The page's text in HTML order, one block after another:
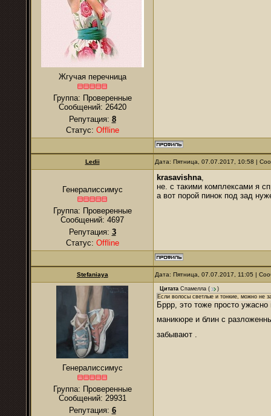
Жгучая перечница
Группа: Проверенные
Сообщений: 26420
Репутация: 8
Статус: Offline
Ledii Дата: Пятница, 07.07.2017, 10:58 |
Генералиссимус
Группа: Проверенные
Сообщений: 4697
Репутация: 3
Статус: Offline
krasavishna,
не. с такими комплексами я
а вот порой пинок под зад
Stefaniaya Дата: Пятница, 07.07.2017, 11:05 |
Генералиссимус
Группа: Проверенные
Сообщений: 29931
Репутация: 6
Цитата Спамелла (
)
Если волосы светлые и тонкие, можно не
Бррр, это тоже просто
маникюре и блин с
забывают .